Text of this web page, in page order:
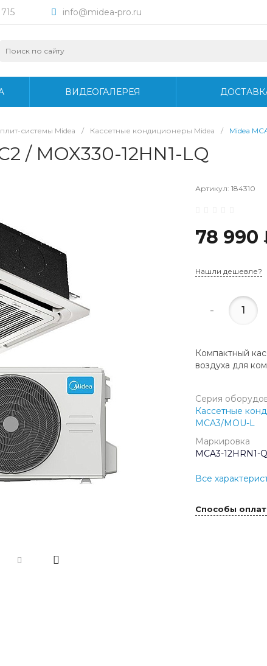
info@midea-pro.ru
ВИДЕОГАЛЕРЕЯ
системы Midea / Кассетные кондиционеры Midea / Midea
/ MOX330-12HN1-LQ
Артикул: 184310
78 990
Нашли дешевле?
-
Компактный
воздуха для
Серия
Кассетные
MCA3/MOU-L
Маркировка
MCA3-12HRN1-
Все
Способы